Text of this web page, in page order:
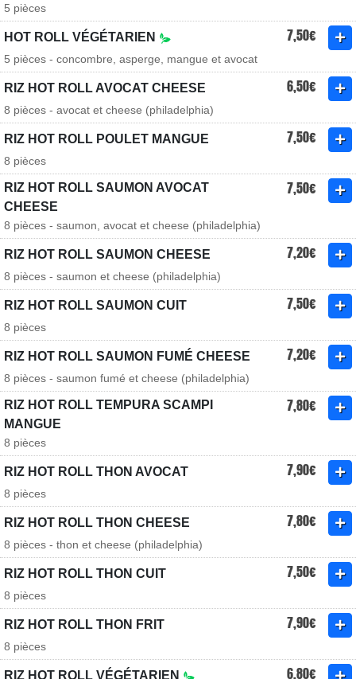
5 pièces
HOT ROLL VÉGÉTARIEN 7,50€
5 pièces - concombre, asperge, mangue et avocat
RIZ HOT ROLL AVOCAT CHEESE 6,50€
8 pièces - avocat et cheese (philadelphia)
RIZ HOT ROLL POULET MANGUE 7,50€
8 pièces
RIZ HOT ROLL SAUMON AVOCAT
CHEESE
7,50€
8 pièces - saumon, avocat et cheese (philadelphia)
RIZ HOT ROLL SAUMON CHEESE 7,20€
8 pièces - saumon et cheese (philadelphia)
RIZ HOT ROLL SAUMON CUIT 7,50€
8 pièces
RIZ HOT ROLL SAUMON FUMÉ CHEESE 7,20€
8 pièces - saumon fumé et cheese (philadelphia)
RIZ HOT ROLL TEMPURA SCAMPI
MANGUE
7,80€
8 pièces
RIZ HOT ROLL THON AVOCAT 7,90€
8 pièces
RIZ HOT ROLL THON CHEESE 7,80€
8 pièces - thon et cheese (philadelphia)
RIZ HOT ROLL THON CUIT 7,50€
8 pièces
RIZ HOT ROLL THON FRIT 7,90€
8 pièces
RIZ HOT ROLL VÉGÉTARIEN 6,80€